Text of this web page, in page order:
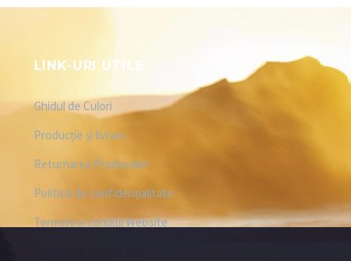
LINK-URI UTILE
Ghidul de Culori
Producție și livrare
Returnarea Produselor
Politică de confidențialitate
Termeni și condiții Website